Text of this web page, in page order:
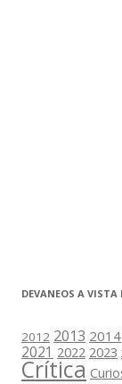
DEVANEOS A VISTA
2012 2013 2014
2021 2022 2023
Crítica